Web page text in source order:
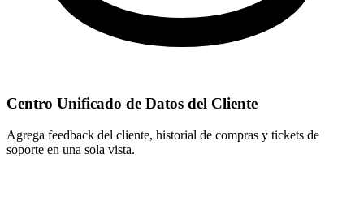
Centro Unificado de Datos del Cliente
Agrega feedback del cliente, historial de compras y tickets de
soporte en una sola vista.